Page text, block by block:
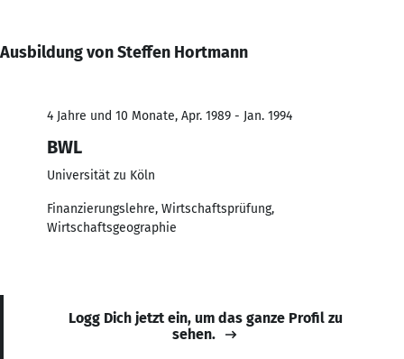
Ausbildung von Steffen Hortmann
4 Jahre und 10 Monate, Apr. 1989 - Jan. 1994
BWL
Universität zu Köln
Finanzierungslehre, Wirtschaftsprüfung,
Wirtschaftsgeographie
Logg Dich jetzt ein, um das ganze Profil zu
sehen.